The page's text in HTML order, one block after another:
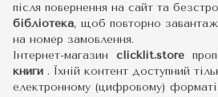
після повернення на сайт та
бібліотека, щоб повторно
на номер замовлення.
Інтернет-магазин clicklit.store
книги . Їхній контент доступний
електронному (цифровому) форматі.